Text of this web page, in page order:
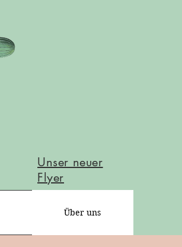
Unser neuer
Flyer
Über uns